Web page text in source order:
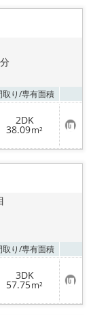
り
取り/専有面積
2DK
38.09m² お
気
に
り
取り/専有面積
3DK
57.75m² お
気
に